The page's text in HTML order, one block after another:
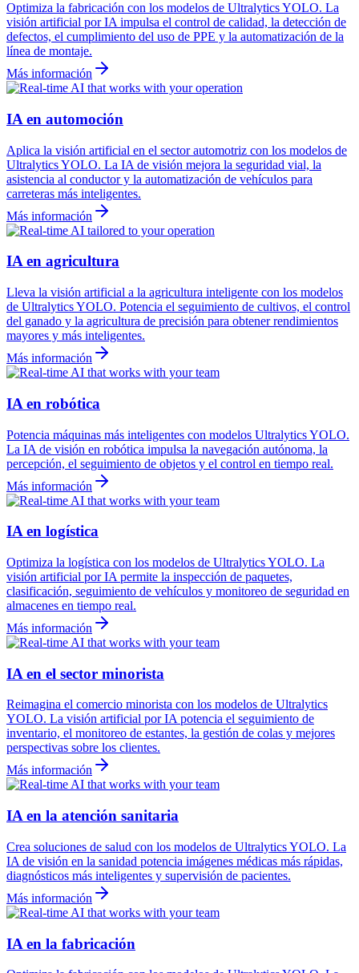
Optimiza la fabricación con los modelos de Ultralytics YOLO. La
visión artificial por IA impulsa el control de calidad, la detección de
defectos, el cumplimiento del uso de PPE y la automatización de la
línea de montaje.
Más información
IA en automoción
Aplica la visión artificial en el sector automotriz con los modelos de
Ultralytics YOLO. La IA de visión mejora la seguridad vial, la
asistencia al conductor y la automatización de vehículos para
carreteras más inteligentes.
Más información
IA en agricultura
Lleva la visión artificial a la agricultura inteligente con los modelos
de Ultralytics YOLO. Potencia el seguimiento de cultivos, el control
del ganado y la agricultura de precisión para obtener rendimientos
mayores y más inteligentes.
Más información
IA en robótica
Potencia máquinas más inteligentes con modelos Ultralytics YOLO.
La IA de visión en robótica impulsa la navegación autónoma, la
percepción, el seguimiento de objetos y el control en tiempo real.
Más información
IA en logística
Optimiza la logística con los modelos de Ultralytics YOLO. La
visión artificial por IA permite la inspección de paquetes,
clasificación, seguimiento de vehículos y monitoreo de seguridad en
almacenes en tiempo real.
Más información
IA en el sector minorista
Reimagina el comercio minorista con los modelos de Ultralytics
YOLO. La visión artificial por IA potencia el seguimiento de
inventario, el monitoreo de estantes, la gestión de colas y mejores
perspectivas sobre los clientes.
Más información
IA en la atención sanitaria
Crea soluciones de salud con los modelos de Ultralytics YOLO. La
IA de visión en la sanidad potencia imágenes médicas más rápidas,
diagnósticos más inteligentes y supervisión de pacientes.
Más información
IA en la fabricación